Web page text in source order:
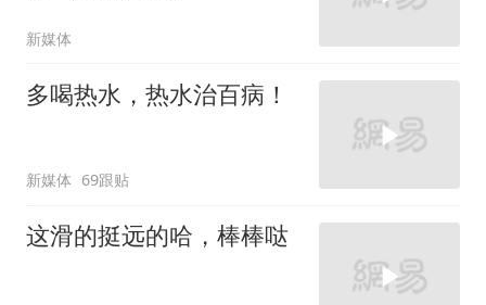
新媒体
多喝热水，热水治百病！
新媒体 69跟贴
这滑的挺远的哈，棒棒哒